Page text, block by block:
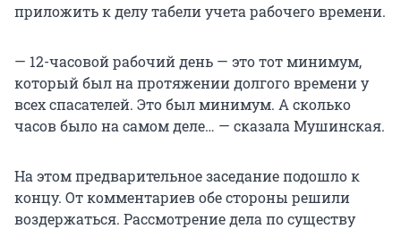
приложить к делу табели учета рабочего времени.
— 12-часовой рабочий день — это тот минимум,
который был на протяжении долгого времени у
всех спасателей. Это был минимум. А сколько
часов было на самом деле… — сказала Мушинская.
На этом предварительное заседание подошло к
концу. От комментариев обе стороны решили
воздержаться. Рассмотрение дела по существу